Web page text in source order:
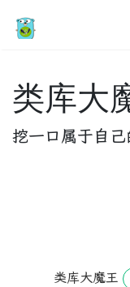
类库大
挖一口属于自己
类库大魔王